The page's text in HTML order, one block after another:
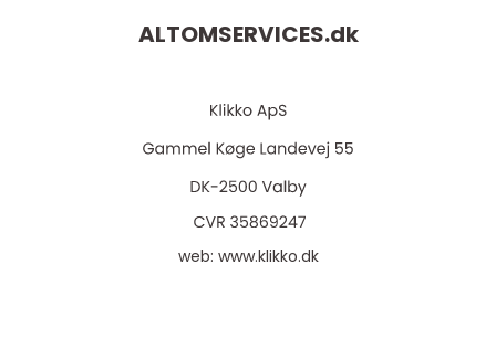
ALTOMSERVICES.dk
web: www.klikko.dk